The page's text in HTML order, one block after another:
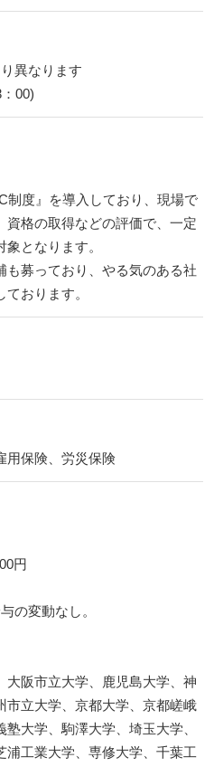
異なります
00)
度』を導入しており、現場で
資格の取得などの評価で、一定
となります。
募っており、やる気のある社
おります。
用保険、労災保険
円
の変動なし。
大阪市立大学、鹿児島大学、神
市立大学、京都大学、京都嵯峨
大学、駒澤大学、埼玉大学、
浦工業大学、専修大学、千葉工